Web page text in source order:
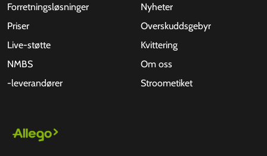
Forretningsløsninger
Priser
Live-støtte
NMBS
-leverandører
Nyheter
Overskuddsgebyr
Kvittering
Om oss
Stroometiket